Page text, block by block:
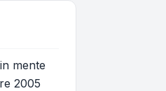
mente
2005